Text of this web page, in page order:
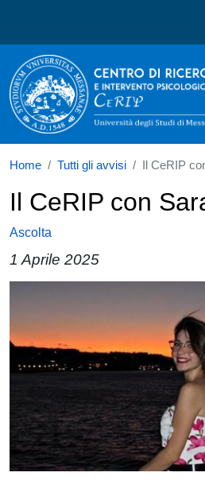
Centro di ricerca e
Home Tutti gli avvisi Il CeRIP
Il CeRIP con
Ascolta
1 Aprile 2025